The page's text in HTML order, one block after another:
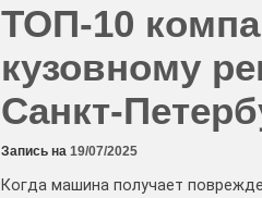
ТОП-10
кузовному
Санкт-
Запись на 19/07/2025
Когда машина получает